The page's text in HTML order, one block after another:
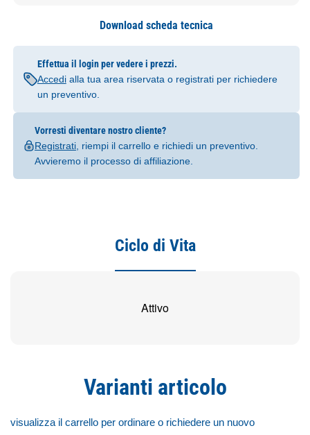
Download scheda tecnica
Effettua il login per vedere i prezzi.
Accedialla tua area riservata o registrati per richiedere
un preventivo.
Vorresti diventare nostro cliente?
Registrati, riempi il carrello e richiedi un preventivo.
Avvieremo il processo di affiliazione.
Ciclo di Vita
Attivo
Varianti articolo
visualizza il carrello per ordinare o richiedere un nuovo